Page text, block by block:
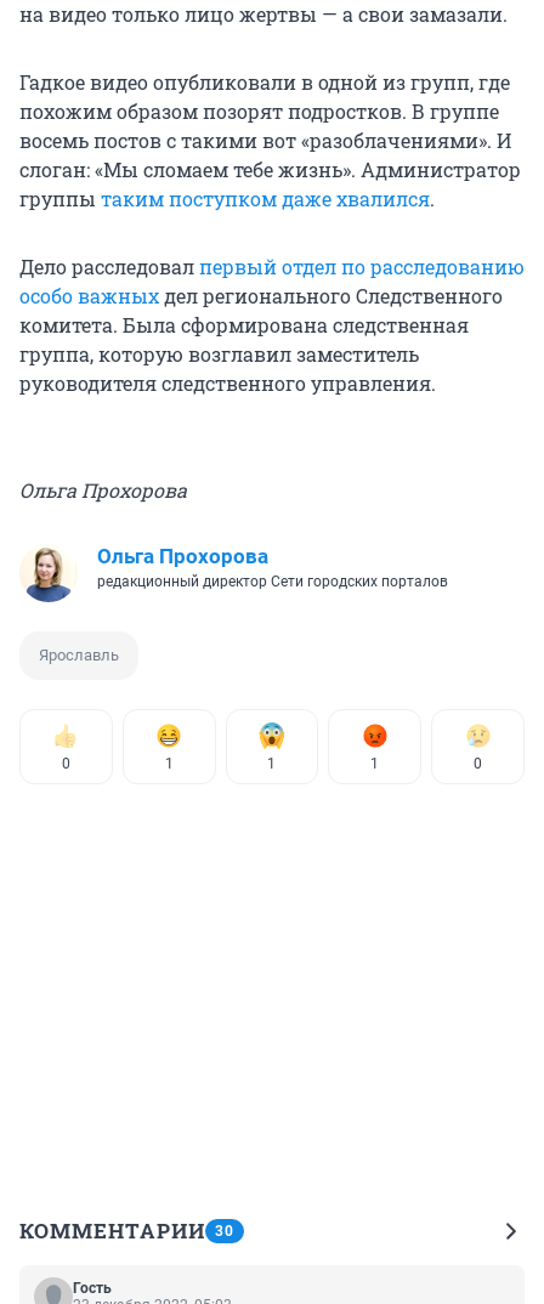
на видео только лицо жертвы — а свои замазали.
Гадкое видео опубликовали в одной из групп, где
похожим образом позорят подростков. В группе
восемь постов с такими вот «разоблачениями». И
слоган: «Мы сломаем тебе жизнь». Администратор
группы таким поступком даже хвалился.
Дело расследовалпервый отдел по расследованию
особо важныхдел регионального Следственного
комитета. Была сформирована следственная
группа, которую возглавил заместитель
руководителя следственного управления.
Ольга Прохорова
Ольга Прохорова
редакционный директор Сети городских порталов
Ярославль
0 1 1 1 0
КОММЕНТАРИИ 30
Гость